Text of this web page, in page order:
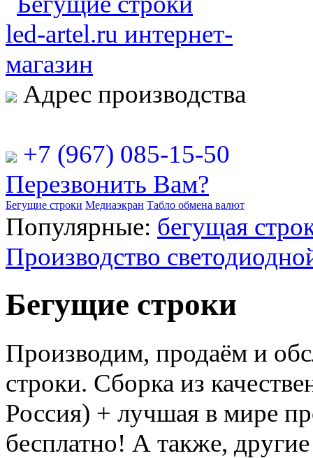
Адрес производства
+7 (967) 085-15-50
Перезвонить Вам?
Бегущие строки Медиаэкран Табло обмена валют
Популярные: бегущая
Производство
Бегущие строки
Производим, продаём и
строки. Сборка из
Россия) + лучшая в мире
бесплатно! А также,